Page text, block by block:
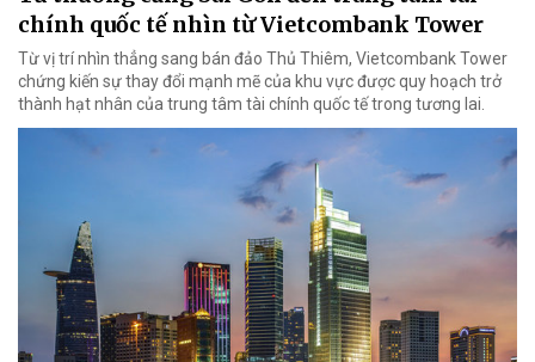
chính quốc tế nhìn từ Vietcombank Tower
Từ vị trí nhìn thẳng sang bán đảo Thủ Thiêm, Vietcombank Tower
chứng kiến sự thay đổi mạnh mẽ của khu vực được quy hoạch trở
thành hạt nhân của trung tâm tài chính quốc tế trong tương lai.